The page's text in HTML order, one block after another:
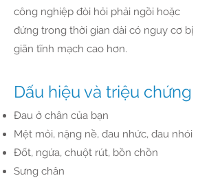
công nghiệp đòi hỏi phải ngồi hoặc
đứng trong thời gian dài có nguy cơ bị
giãn tĩnh mạch cao hơn.
Dấu hiệu và triệu chứng
Đau ở chân của bạn
Mệt mỏi, nặng nề, đau nhức, đau nhói
Đốt, ngứa, chuột rút, bồn chồn
Sưng chân